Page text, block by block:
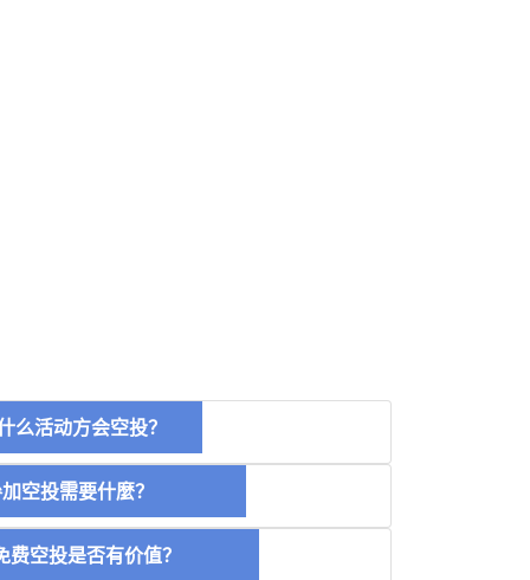
么活动方会空投？
投需要什麼？
空投是否有价值？